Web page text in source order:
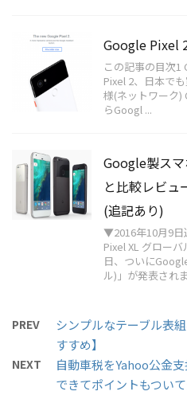
Google Pixel
この記事の目次
Pixel 2、日本で
様(ネットワーク)
らGoogl ...
Google製ス
と比較レビュ
(追記あり)
▼2016年10月9日
Pixel XL グロー
日、ついに
ル)」が発表され
PREV
シンプルなテーブル表
すすめ】
NEXT
自動車税をYahoo公金
できてポイントもついて